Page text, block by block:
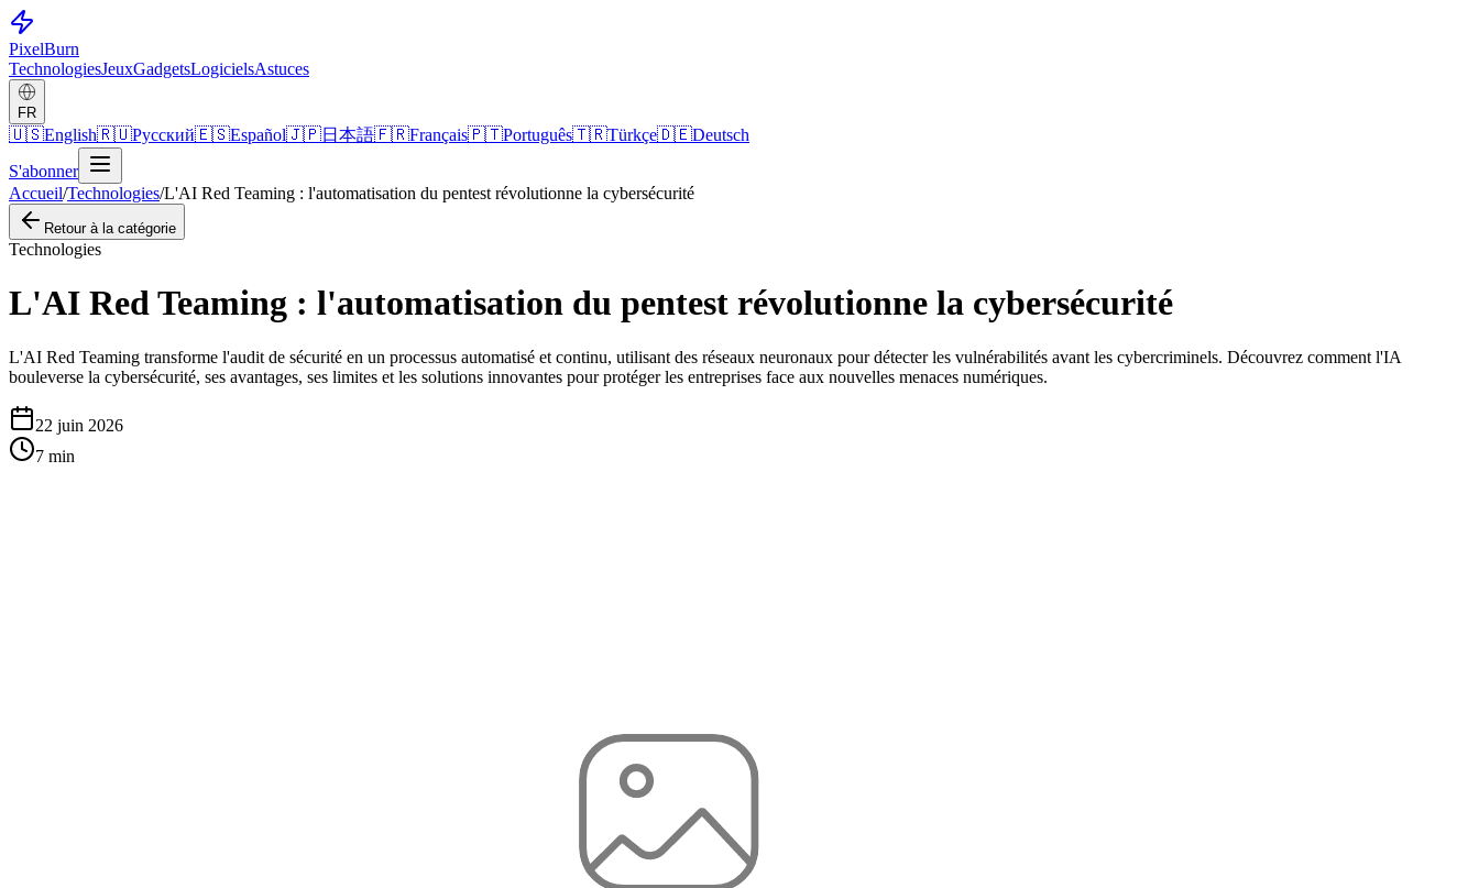
PixelBurn
TechnologiesJeuxGadgetsLogicielsAstuces
FR
🇺🇸English🇷🇺Русский🇪🇸Español🇯🇵日本語🇫🇷Français🇵🇹Português🇹🇷Türkçe🇩🇪Deutsch
S'abonner
Accueil/Technologies/L'AI Red Teaming : l'automatisation du pentest révolutionne la cybersécurité
Retour à la catégorie
Technologies
L'AI Red Teaming : l'automatisation du pentest révolutionne la cybersécurité
L'AI Red Teaming transforme l'audit de sécurité en un processus automatisé et continu, utilisant des réseaux neuronaux pour détecter les vulnérabilités avant les cybercriminels. Découvrez comment l'IA
bouleverse la cybersécurité, ses avantages, ses limites et les solutions innovantes pour protéger les entreprises face aux nouvelles menaces numériques.
22 juin 2026
7 min